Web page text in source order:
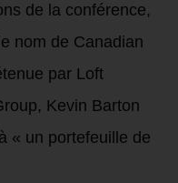
de la conférence,
nom de Canadian
par Loft
Kevin Barton
« un portefeuille de